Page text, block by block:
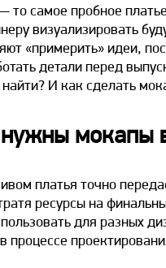
то самое пробное
визуализировать
«примерить» идеи,
детали перед
И как сделать
мокапы
платья точно
ресурсы на
для разных
процессе